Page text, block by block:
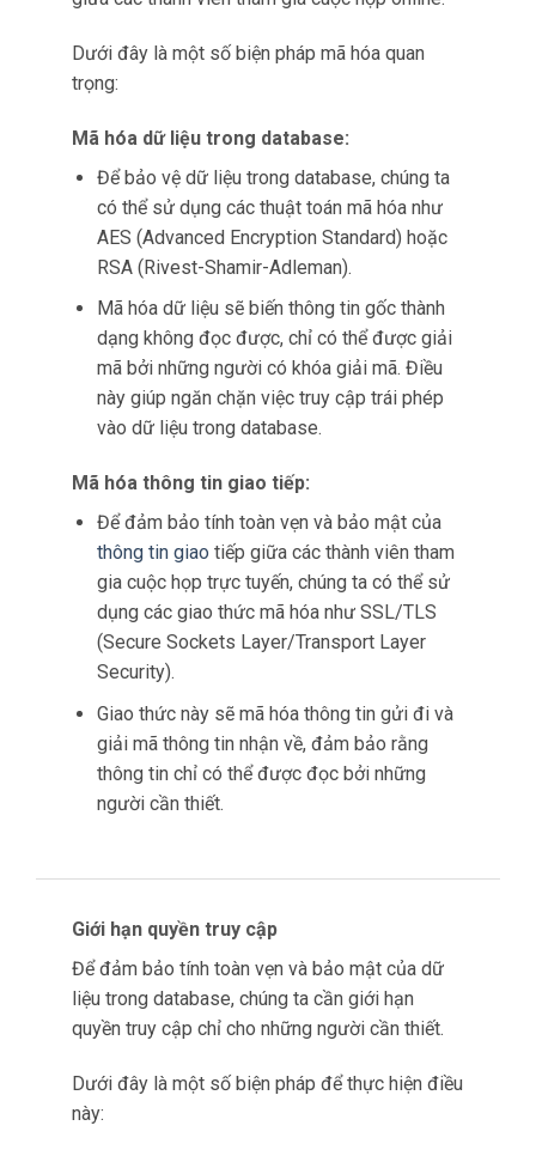
Dưới đây là một số biện pháp mã hóa quan
trọng:
Mã hóa dữ liệu trong database:
Để bảo vệ dữ liệu trong database, chúng ta
có thể sử dụng các thuật toán mã hóa như
AES (Advanced Encryption Standard) hoặc
RSA (Rivest-Shamir-Adleman).
Mã hóa dữ liệu sẽ biến thông tin gốc thành
dạng không đọc được, chỉ có thể được giải
mã bởi những người có khóa giải mã. Điều
này giúp ngăn chặn việc truy cập trái phép
vào dữ liệu trong database.
Mã hóa thông tin giao tiếp:
Để đảm bảo tính toàn vẹn và bảo mật của
thông tin giao tiếp giữa các thành viên tham
gia cuộc họp trực tuyến, chúng ta có thể sử
dụng các giao thức mã hóa như SSL/TLS
(Secure Sockets Layer/Transport Layer
Security).
Giao thức này sẽ mã hóa thông tin gửi đi và
giải mã thông tin nhận về, đảm bảo rằng
thông tin chỉ có thể được đọc bởi những
người cần thiết.
Giới hạn quyền truy cập
Để đảm bảo tính toàn vẹn và bảo mật của dữ
liệu trong database, chúng ta cần giới hạn
quyền truy cập chỉ cho những người cần thiết.
Dưới đây là một số biện pháp để thực hiện điều
này: